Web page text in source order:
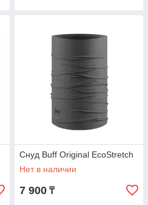
Снуд Buff Original EcoStretch
Нет в наличии
7 900 ₸